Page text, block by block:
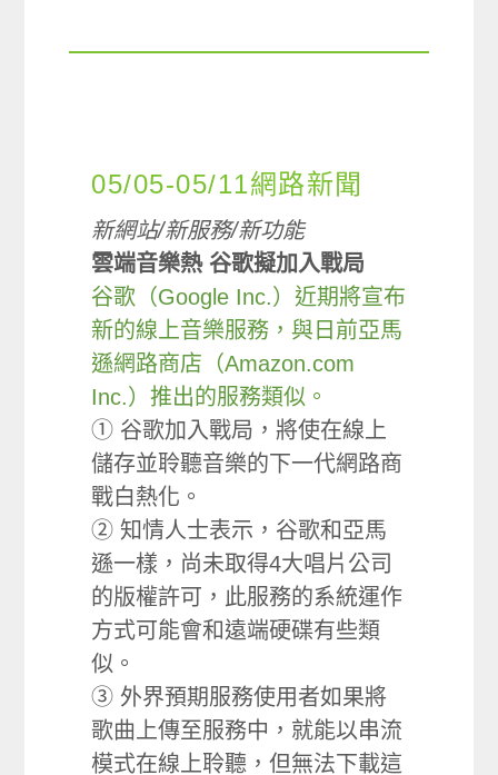
05/05-05/11網路新聞
新網站/新服務/新功能
雲端音樂熱 谷歌擬加入戰局
谷歌（Google Inc.）近期將宣布
新的線上音樂服務，與日前亞馬
遜網路商店（Amazon.com
Inc.）推出的服務類似。
① 谷歌加入戰局，將使在線上
儲存並聆聽音樂的下一代網路商
戰白熱化。
② 知情人士表示，谷歌和亞馬
遜一樣，尚未取得4大唱片公司
的版權許可，此服務的系統運作
方式可能會和遠端硬碟有些類
似。
③ 外界預期服務使用者如果將
歌曲上傳至服務中，就能以串流
模式在線上聆聽，但無法下載這